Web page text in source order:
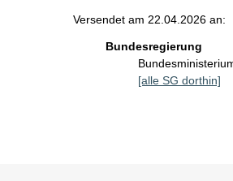
Versendet am 22.04.2026 an:
Bundesregierung
[alle SG dorthin]